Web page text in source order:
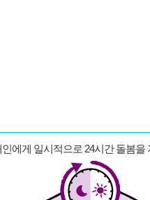
에게 일시적으로 24시간 돌봄을